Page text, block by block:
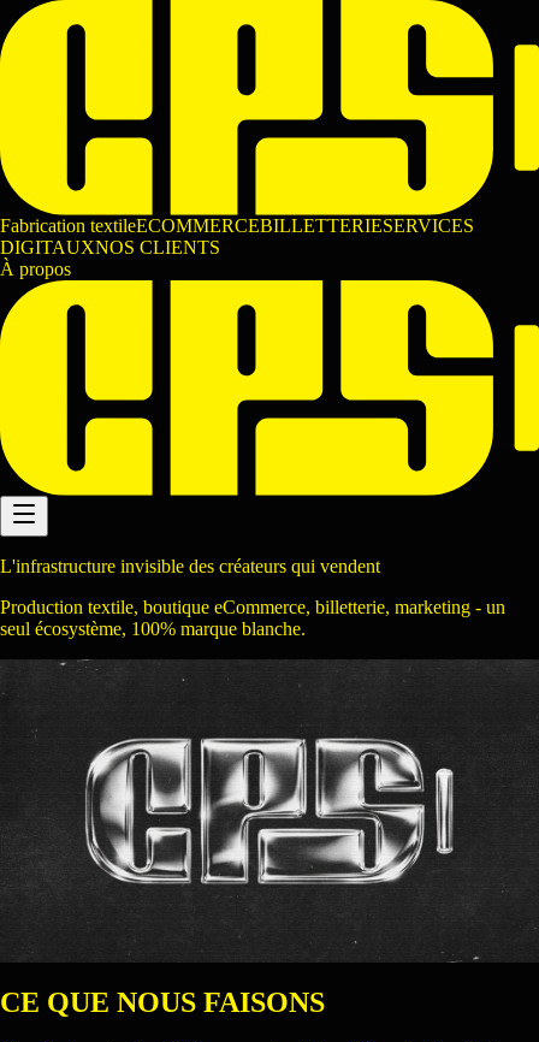
Fabrication textileECOMMERCEBILLETTERIESERVICES
DIGITAUXNOS CLIENTS
À propos
L'infrastructure invisible des créateurs qui vendent
Production textile, boutique eCommerce, billetterie, marketing - un
seul écosystème, 100% marque blanche.
CE QUE NOUS FAISONS